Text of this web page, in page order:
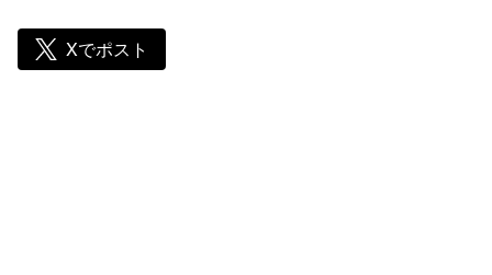
Xでポスト